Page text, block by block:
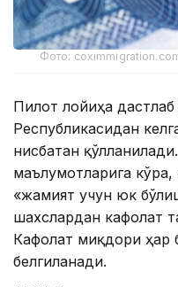
Фото:
Пилот лойиҳа
Республикасидан
нисбатан
маълумотларига
«жамият учун юк
шахслардан кафолат
Кафолат миқдори ҳар
белгиланади.